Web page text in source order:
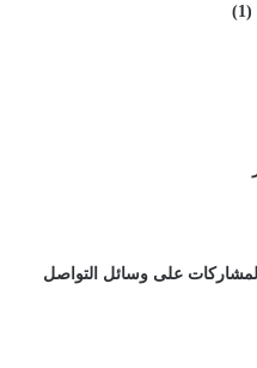
على وسائل التواصل